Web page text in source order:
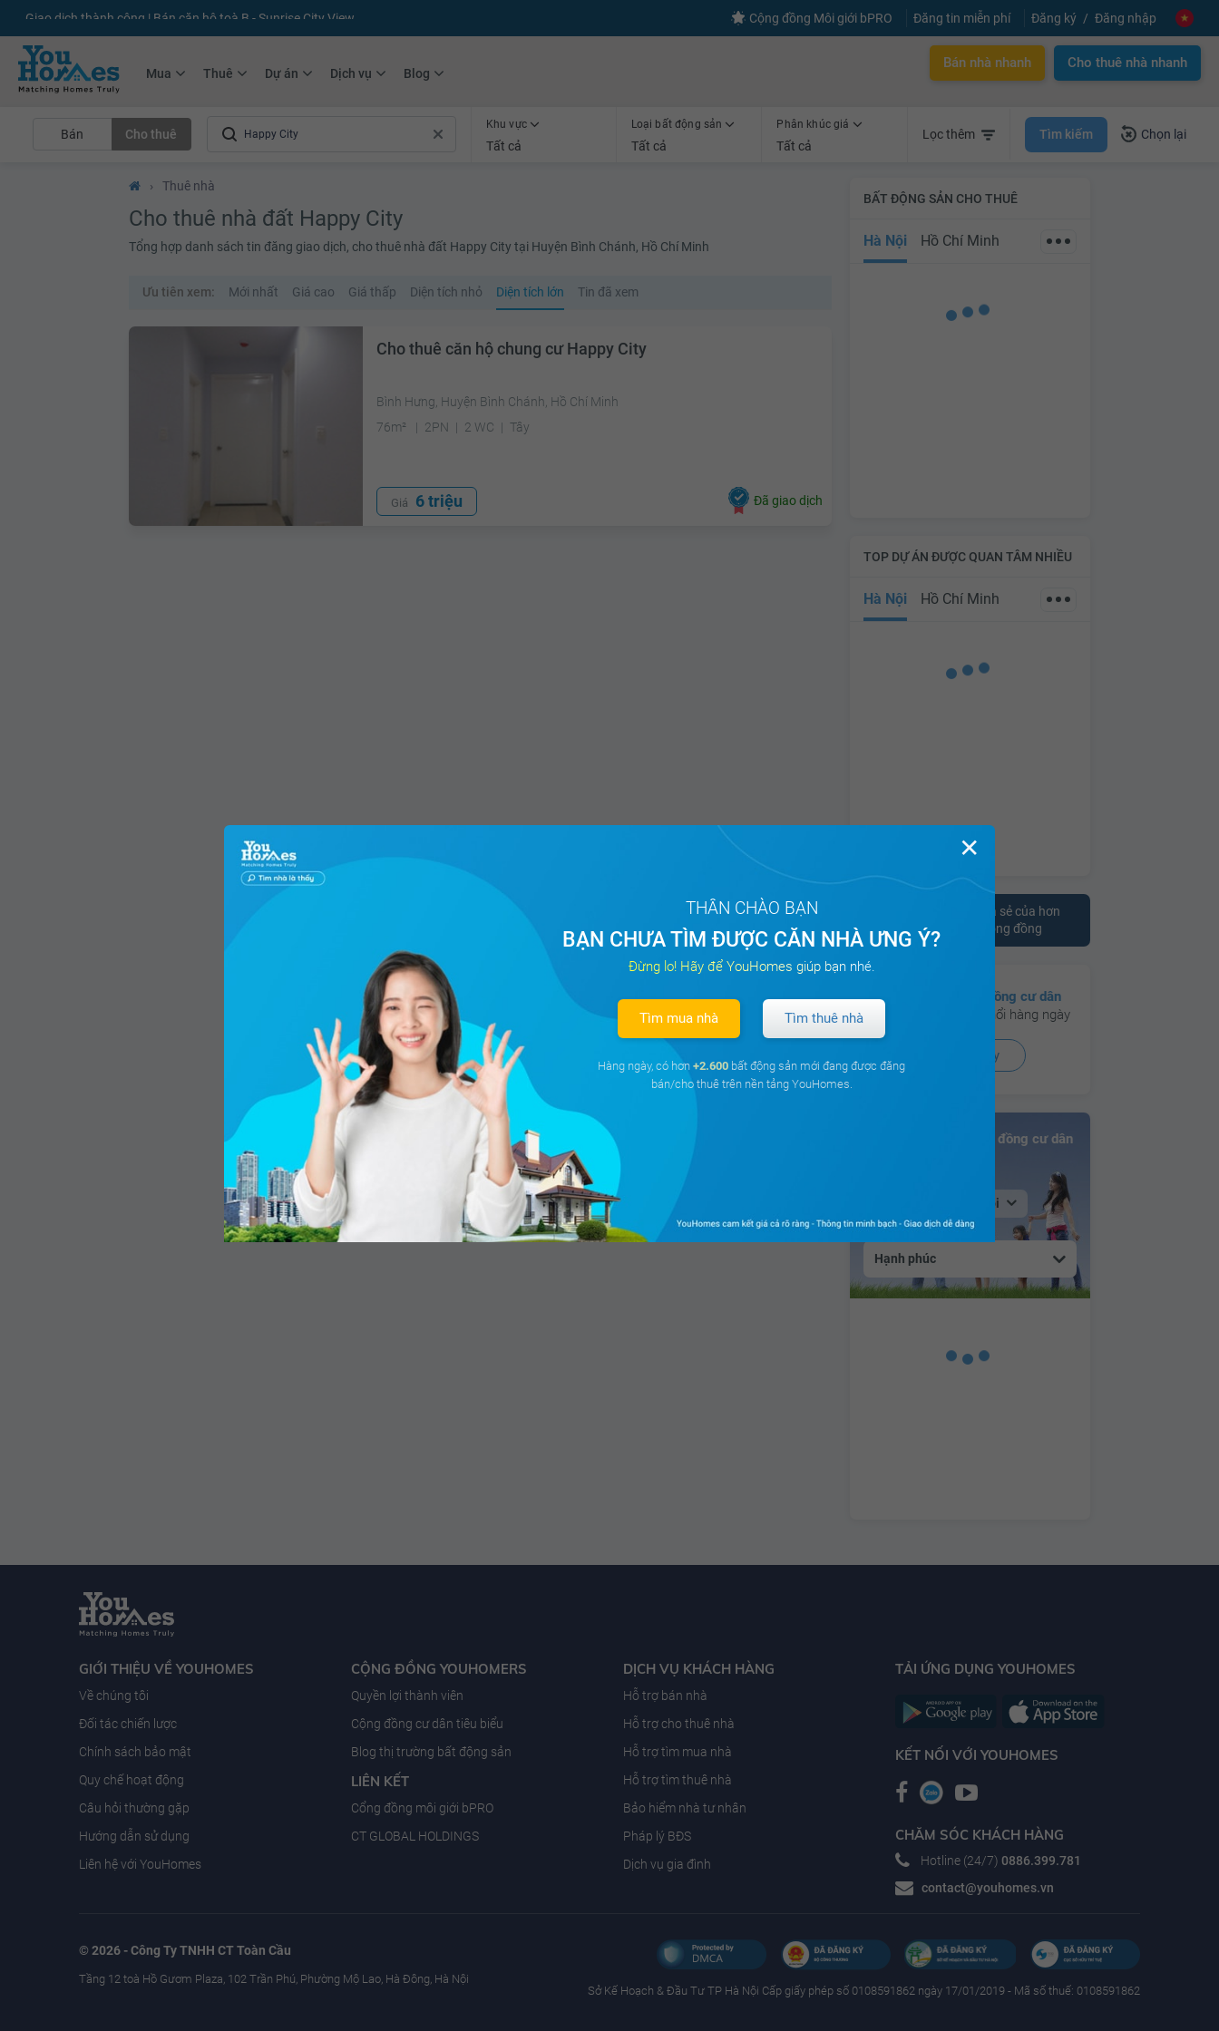
+75.000Tin đăng mới hàng tháng +10.000Thành viên Youhomers Cộng đồng Môi giới bPRO Đăng tin miễn phí Đăng ký Đăng nhập
Mua Thuê Dự án Dịch vụ Blog
Bán nhà nhanh Cho thuê nhà nhanh
Bán Cho thuê
Khu vực
Tất cả
Loại bất động sản
Tất cả
Phân khúc giá
Tất cả
Lọc thêm Tìm kiếm Chọn lại
› Thuê nhà
Cho thuê nhà đất Happy City
Tổng hợp danh sách tin đăng giao dịch, cho thuê nhà đất Happy City tại Huyện Bình Chánh, Hồ Chí Minh
Ưu tiên xem: Mới nhất Giá cao Giá thấp Diện tích nhỏ Diện tích lớn Tin đã xem
Cho thuê căn hộ chung cư Happy City
Bình Hưng, Huyện Bình Chánh, Hồ Chí Minh
76m²
2PN 2 WC Tây
Giá 6 triệu Đã giao dịch
BẤT ĐỘNG SẢN CHO THUÊ
Hà Nội Hồ Chí Minh
TOP DỰ ÁN ĐƯỢC QUAN TÂM NHIỀU
Hà Nội Hồ Chí Minh
Tham khảo ý kiến chia sẻ của hơn
10.000 cư dân trên cộng đồng
Có hơn
130 cộng đồng cư dân
đang hoạt động sôi nổi hàng ngày
Xem ngay
Bảng xếp hạng Cộng đồng cư dân
Tại Hà Nội
Hạnh phúc
GIỚI THIỆU VỀ YOUHOMES
Về chúng tôi
Đối tác chiến lược
Chính sách bảo mật
Quy chế hoạt động
Câu hỏi thường gặp
Hướng dẫn sử dụng
Liên hệ với YouHomes
CỘNG ĐỒNG YOUHOMERS
Quyền lợi thành viên
Cộng đồng cư dân tiêu biểu
Blog thị trường bất động sản
LIÊN KẾT
Cổng đồng môi giới bPRO
CT GLOBAL HOLDINGS
DỊCH VỤ KHÁCH HÀNG
Hỗ trợ bán nhà
Hỗ trợ cho thuê nhà
Hỗ trợ tìm mua nhà
Hỗ trợ tìm thuê nhà
Bảo hiểm nhà tư nhân
Pháp lý BĐS
Dịch vụ gia đình
TẢI ỨNG DỤNG YOUHOMES
KẾT NỐI VỚI YOUHOMES
CHĂM SÓC KHÁCH HÀNG
Hotline (24/7) 0886.399.781
contact@youhomes.vn
© 2026 - Công Ty TNHH CT Toàn Cầu
Tầng 12 toà Hồ Gươm Plaza, 102 Trần Phú, Phường Mộ Lao, Hà Đông, Hà Nội
Sở Kế Hoạch & Ðầu Tư TP Hà Nội Cấp giấy phép số 0108591862 ngày 17/01/2019 - Mã số thuế: 0108591862
✕
THÂN CHÀO BẠN
BẠN CHƯA TÌM ĐƯỢC CĂN NHÀ ƯNG Ý?
Đừng lo! Hãy để YouHomes giúp bạn nhé.
Tìm mua nhà Tìm thuê nhà
Hàng ngày, có hơn +2.600 bất động sản mới đang được đăng
bán/cho thuê trên nền tảng YouHomes.